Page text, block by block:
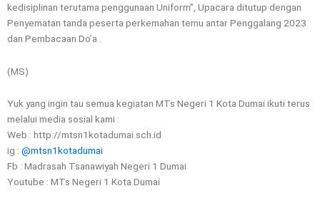
kedisiplinan terutama penggunaan Uniform”, Upacara ditutup dengan
Penyematan tanda peserta perkemahan temu antar Penggalang 2023
dan Pembacaan Do’a .
(MS)
Yuk yang ingin tau semua kegiatan MTs Negeri 1 Kota Dumai ikuti terus
melalui media sosial kami :
Web : http://mtsn1kotadumai.sch.id
ig : @mtsn1kotadumai
Fb : Madrasah Tsanawiyah Negeri 1 Dumai
Youtube : MTs Negeri 1 Kota Dumai